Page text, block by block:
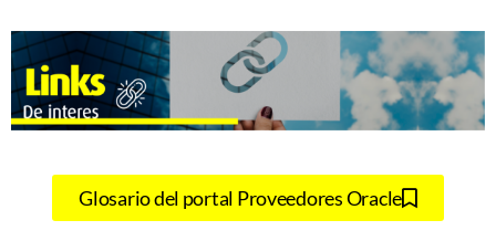
Glosario del portal Proveedores Oracle